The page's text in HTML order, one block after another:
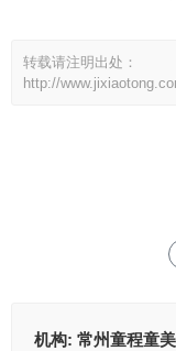
转载请注明出处：
http://
机构: 常州童程童